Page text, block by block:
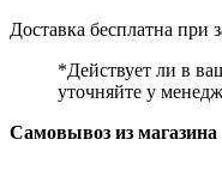
Доставка бесплатна при
*Действует ли в
уточняйте у
Самовывоз из магазина